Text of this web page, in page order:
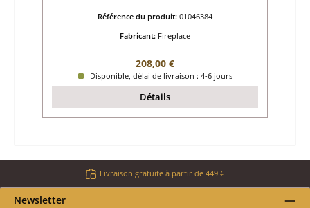
Référence du produit: 01046384
Fabricant: Fireplace
Prix régulier :
208,00 €
Disponible, délai de livraison : 4-6 jours
Détails
Livraison gratuite à partir de 449 €
Newsletter